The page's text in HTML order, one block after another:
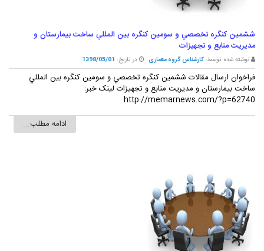
ششمين کنگره تخصصي و سومين کنگره بين المللي ساخت بيمارستان و
مديريت منابع و تجهيزات
نوشته شده توسط: کارشناس گروه معماری در تاریخ: 1398/05/01
فراخوان ارسال مقالات ششمين کنگره تخصصي و سومين کنگره بين المللي
ساخت بيمارستان و مديريت منابع و تجهيزات لينک خبر:
http://memarnews.com/?p=62740
ادامه مطلب...